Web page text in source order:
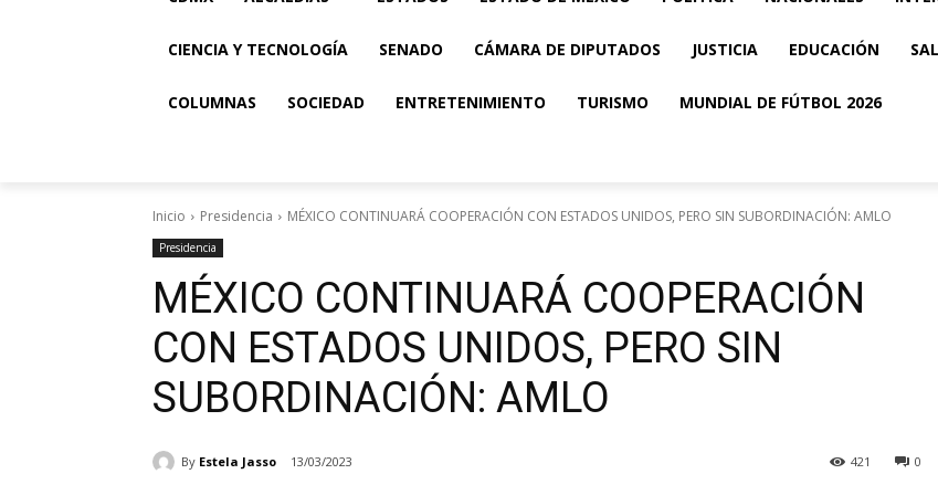
CIENCIA Y TECNOLOGÍA SENADO CÁMARA DE DIPUTADOS JUSTICIA EDUCACIÓN
COLUMNAS SOCIEDAD ENTRETENIMIENTO TURISMO MUNDIAL DE FÚTBOL 2026
Inicio Presidencia MÉXICO CONTINUARÁ COOPERACIÓN CON ESTADOS UNIDOS, PERO SIN SUBORDINACIÓN: AMLO
Presidencia
MÉXICO CONTINUARÁ COOPERACIÓN
CON ESTADOS UNIDOS, PERO SIN
SUBORDINACIÓN: AMLO
By Estela Jasso 13/03/2023 0
421